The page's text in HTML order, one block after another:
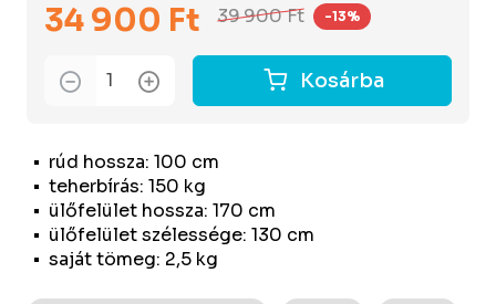
rúd hossza: 100 cm
teherbírás: 150 kg
ülőfelület hossza: 170 cm
ülőfelület szélessége: 130 cm
saját tömeg: 2,5 kg
34 900 Ft 39 900 Ft -13%
Kosárba